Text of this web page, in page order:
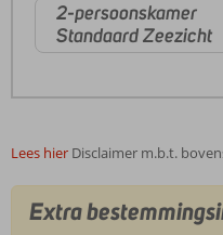
2-persoonskamer
Standaard Zeezicht
Lees hier Disclaimer m.b.t.
Extra